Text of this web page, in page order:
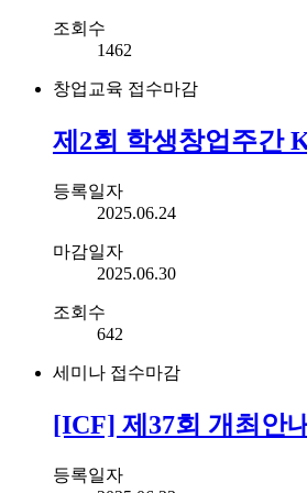
조회수
1462
창업교육 접수마감
제2회 학생창업주간
등록일자
2025.06.24
마감일자
2025.06.30
조회수
642
세미나 접수마감
[ICF] 제37회 개최안
등록일자